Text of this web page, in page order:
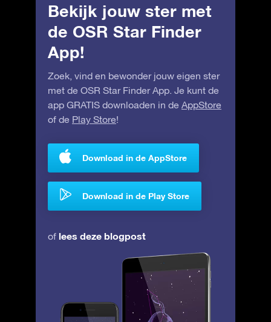
Bekijk jouw ster met
de OSR Star Finder
App!
Zoek, vind en bewonder jouw eigen ster
met de OSR Star Finder App. Je kunt de
app GRATIS downloaden in de AppStore
of de Play Store!
Download in de AppStore
Download in de Play Store
of lees deze blogpost